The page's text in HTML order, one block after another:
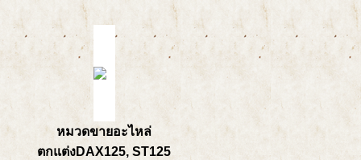
หมวดขายอะไหล่
ตกแต่งDAX125, ST125